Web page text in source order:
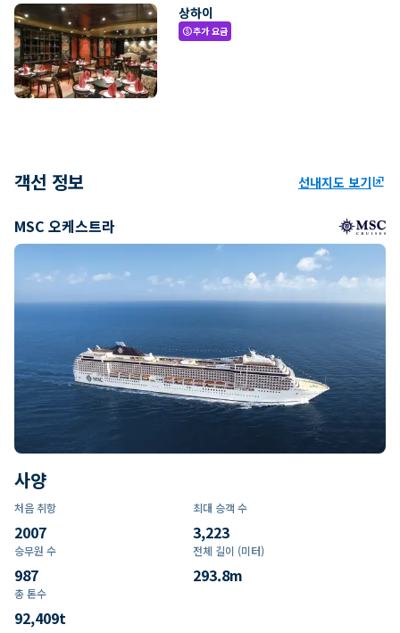
상하이
paid추가 요금
객선 정보 선내지도 보기ungroup
MSC 오케스트라
사양
처음 취항
2007
최대 승객 수
3,223
승무원 수
987
전체 길이 (미터)
293.8m
총 톤수
92,409t